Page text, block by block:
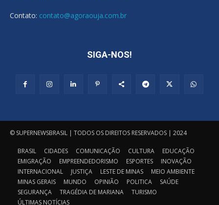
Contato: contato@agoraouja.com.br
SIGA-NOS!
© SUPERNEWSBRASIL | TODOS OS DIREITOS RESERVADOS | 2024
BRASIL CIDADES COMUNICAÇÃO CULTURA
EDUCAÇÃO
EMIGRAÇÃO
EMPREENDEDORISMO ESPORTES
INOVAÇÃO
INTERNACIONAL
JUSTIÇA LESTE DE MINAS
MEIO AMBIENTE
MINAS GERAIS
MUNDO OPINIÃO POLITICA
SAÚDE
SEGURANÇA
TRAGÉDIA DE MARIANA
TURISMO
ÚLTIMAS NOTÍCIAS